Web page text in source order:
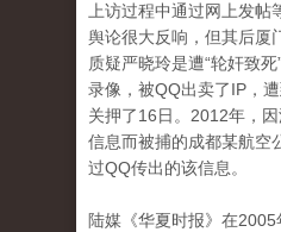
上访过程中通过网上发
舆论很大反响，但其后厦
质疑严晓玲是遭“轮奸致
录像，被QQ出卖了IP，
关押了16日。2012年，
信息而被捕的成都某航空
过QQ传出的该信息。
陆媒《华夏时报》在